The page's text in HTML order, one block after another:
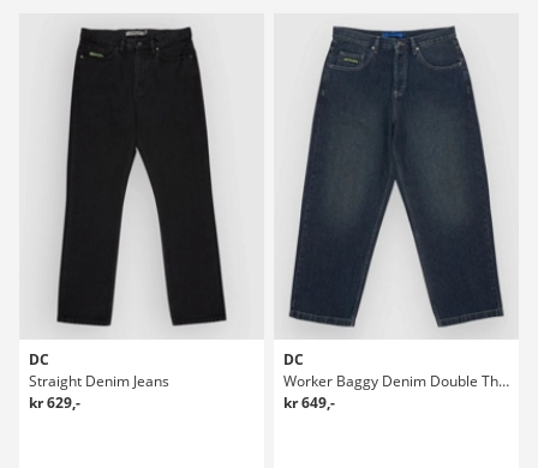
DC
Straight Denim Jeans
kr 629,-
DC
Worker Baggy Denim Double That Jeans
kr 649,-